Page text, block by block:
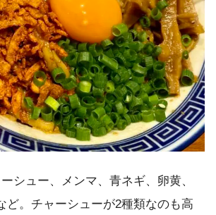
シュー、メンマ、青ネギ、卵黄、
ど。チャーシューが2種類なのも高